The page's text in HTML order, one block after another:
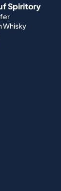
Spiritory
Whisky